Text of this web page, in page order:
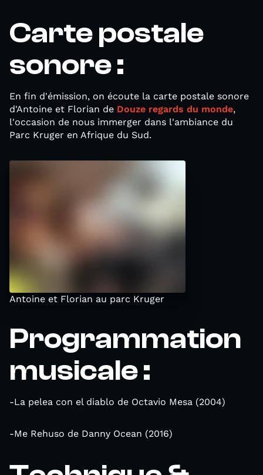
Carte postale
sonore :
En fin d'émission, on écoute la carte postale sonore
d'Antoine et Florian de Douze regards du monde,
l'occasion de nous immerger dans l'ambiance du
Parc Kruger en Afrique du Sud.
Antoine et Florian au parc Kruger
Programmation
musicale :
-La pelea con el diablo de Octavio Mesa (2004)
-Me Rehuso de Danny Ocean (2016)